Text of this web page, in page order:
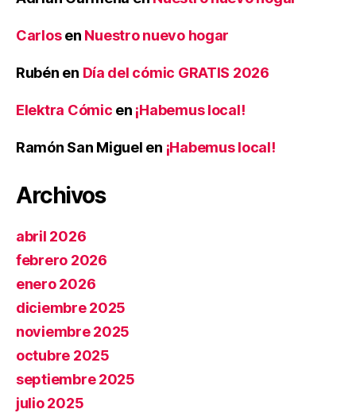
Carlosen Nuestro nuevo hogar
Rubén en Día del cómic GRATIS 2026
Elektra Cómic en ¡Habemus local!
Ramón San Miguel en ¡Habemus local!
Archivos
abril 2026
febrero 2026
enero 2026
diciembre 2025
noviembre 2025
octubre 2025
septiembre 2025
julio 2025